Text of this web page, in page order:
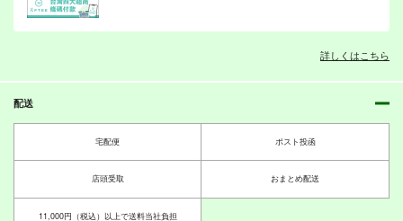
詳しくはこちら
配送
宅配便 ポスト投函
店頭受取 おまとめ配送
11,000円（税込）以上で送料当社負担